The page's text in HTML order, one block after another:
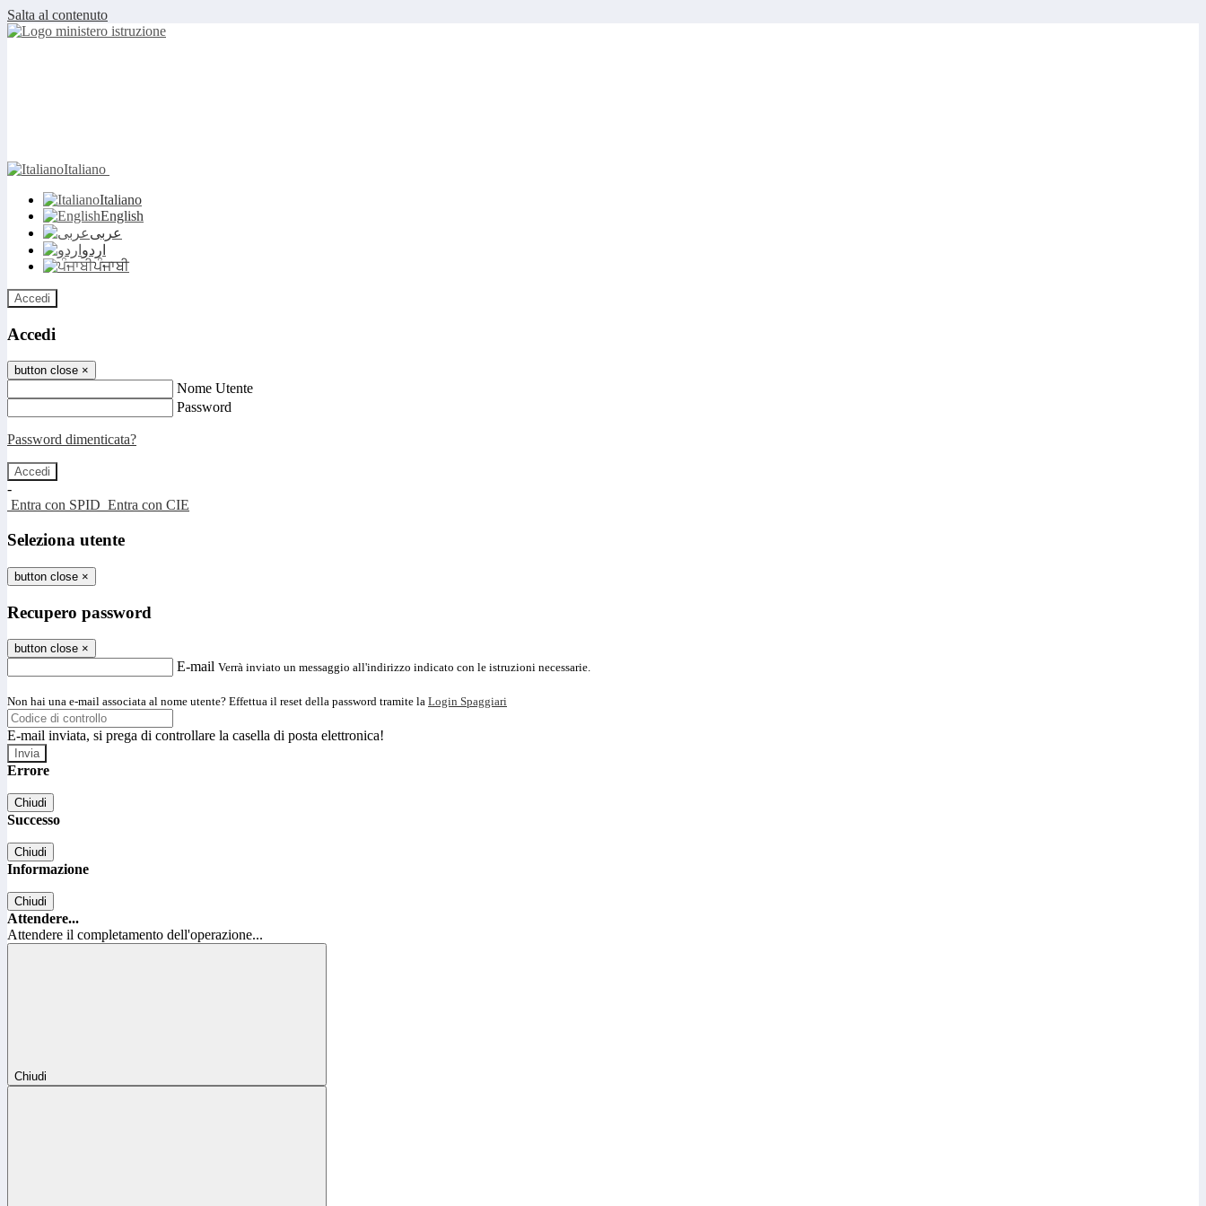
Salta al contenuto
Italiano
Italiano
English
عربى
اردو
ਪੰਜਾਬੀ
Accedi
Accedi
button close ×
Nome Utente
Password
Password dimenticata?
-
Entra con SPID Entra con CIE
Seleziona utente
button close ×
Recupero password
button close ×
E-mail Verrà inviato un messaggio all'indirizzo indicato con le istruzioni necessarie.
Non hai una e-mail associata al nome utente? Effettua il reset della password tramite la Login Spaggiari
E-mail inviata, si prega di controllare la casella di posta elettronica!
Errore
Chiudi
Successo
Chiudi
Informazione
Chiudi
Attendere...
Attendere il completamento dell'operazione...
Chiudi